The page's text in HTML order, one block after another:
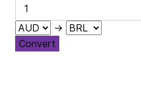
→
Convert